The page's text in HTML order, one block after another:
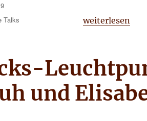
weiterlesen
Talks
und